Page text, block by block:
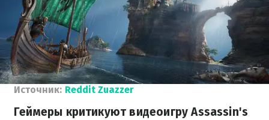
Источник: Reddit Zuazzer
Геймеры критикуют видеоигру Assassin's